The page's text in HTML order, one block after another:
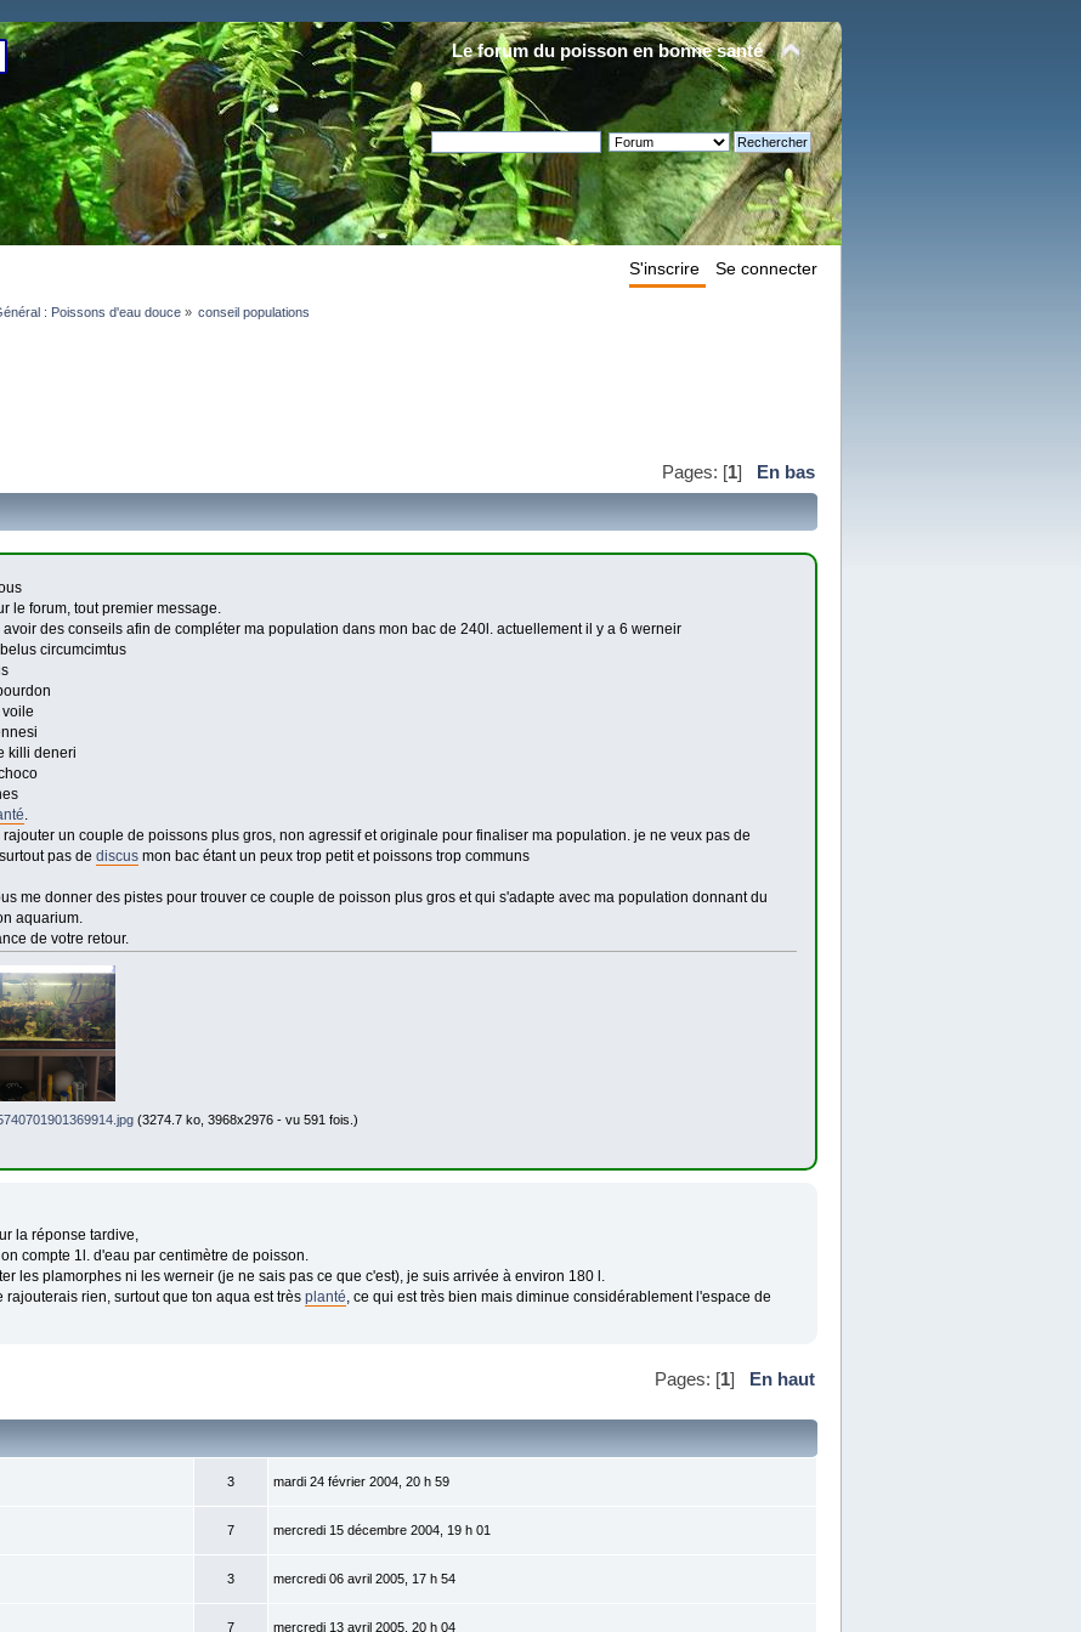
Le forum du poisson en bonne santé
Se connecter
S'inscrire
: Poissons d'eau douce» conseil populations
Pages: [1] En bas
le forum, tout premier message.
des conseils afin de compléter ma population dans mon bac de 240l. actuellement il y a 6 werneir
circumcimtus
killi deneri
.
un couple de poissons plus gros, non agressif et originale pour finaliser ma population. je ne veux pas de
pas de discusmon bac étant un peux trop petit et poissons trop communs
me donner des pistes pour trouver ce couple de poisson plus gros et qui s'adapte avec ma population donnant du
aquarium.
de votre retour.
(3274.7 ko, 3968x2976 - vu 591 fois.)
la réponse tardive,
compte 1l. d'eau par centimètre de poisson.
les plamorphes ni les werneir (je ne sais pas ce que c'est), je suis arrivée à environ 180 l.
rajouterais rien, surtout que ton aqua est très planté, ce qui est très bien mais diminue considérablement l'espace de
Pages: [1] En haut
3 mardi 24 février 2004, 20 h 59
7 mercredi 15 décembre 2004, 19 h 01
3 mercredi 06 avril 2005, 17 h 54
7 mercredi 13 avril 2005, 20 h 04